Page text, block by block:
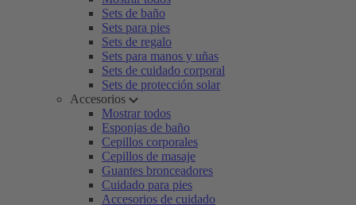
Sets de baño
Sets para pies
Sets de regalo
Sets para manos y uñas
Sets de cuidado corporal
Sets de protección solar
Accesorios
Mostrar todos
Esponjas de baño
Cepillos corporales
Cepillos de masaje
Guantes bronceadores
Cuidado para pies
Accesorios de cuidado